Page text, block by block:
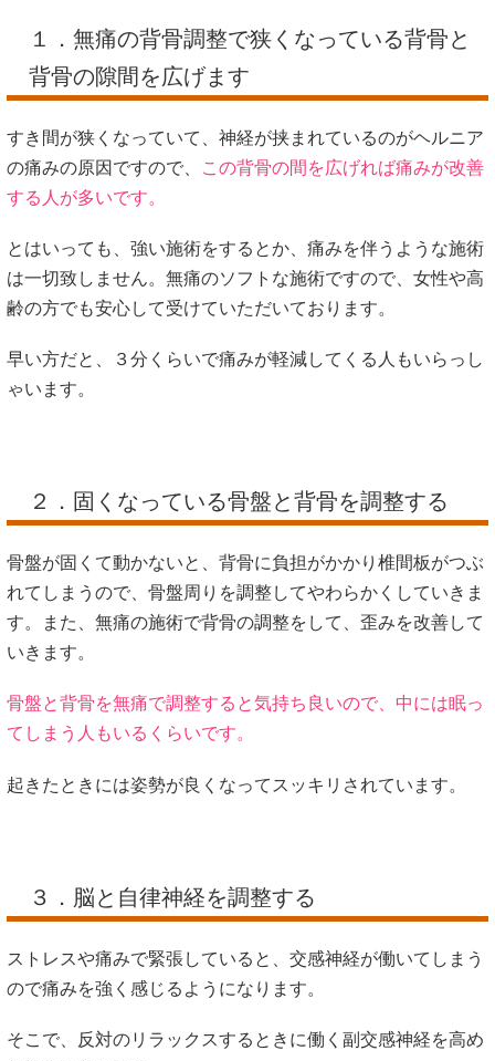
１．無痛の背骨調整で狭くなっている背骨と
背骨の隙間を広げます
すき間が狭くなっていて、神経が挟まれているのがヘルニア
の痛みの原因ですので、
この背骨の間を広げれば痛みが改善
する人が多いです。
とはいっても、強い施術をするとか、痛みを伴うような施術
は一切致しません。無痛のソフトな施術ですので、女性や高
齢の方でも安心して受けていただいております。
早い方だと、３分くらいで痛みが軽減してくる人もいらっし
ゃいます。
２．固くなっている骨盤と背骨を調整する
骨盤が固くて動かないと、背骨に負担がかかり椎間板がつぶ
れてしまうので、骨盤周りを調整してやわらかくしていきま
す。また、無痛の施術で背骨の調整をして、歪みを改善して
いきます。
骨盤と背骨を無痛で調整すると気持ち良いので、中には眠っ
てしまう人もいるくらいです。
起きたときには姿勢が良くなってスッキリされています。
３．脳と自律神経を調整する
ストレスや痛みで緊張していると、交感神経が働いてしまう
ので痛みを強く感じるようになります。
そこで、反対のリラックスするときに働く副交感神経を高め